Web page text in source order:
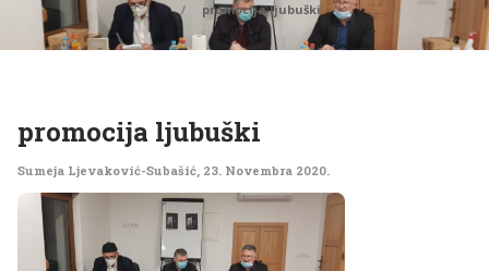
promocija ljubuški
promocija ljubuški
Sumeja Ljevaković-Subašić, 23. Novembra 2020.